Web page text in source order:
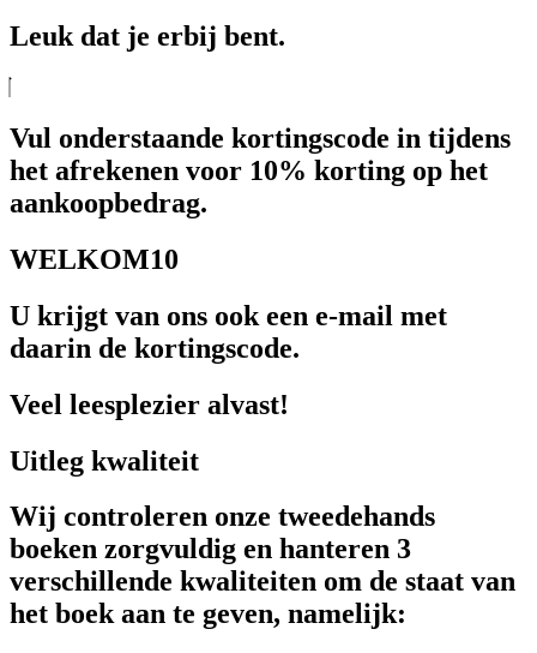
Leuk dat je erbij bent.
Vul onderstaande kortingscode in tijdens
het afrekenen voor 10% korting op het
aankoopbedrag.
WELKOM10
U krijgt van ons ook een e-mail met
daarin de kortingscode.
Veel leesplezier alvast!
Uitleg kwaliteit
Wij controleren onze tweedehands
boeken zorgvuldig en hanteren 3
verschillende kwaliteiten om de staat van
het boek aan te geven, namelijk: